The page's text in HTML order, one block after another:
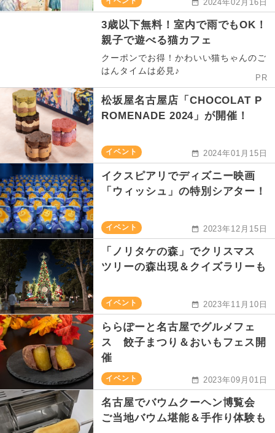
2024年02月16日
3歳以下無料！室内で雨でもOK！
親子で遊べる猫カフェ
クーポンでお得！かわいい猫ちゃんのご
はんタイムは必見♪
PR
松坂屋名古屋店「CHOCOLAT P
ROMENADE 2024」が開催！
イベント 2024年01月15日
イクスピアリでディズニー映画
「ウィッシュ」の特別シアター！
イベント 2023年12月15日
「ノリタケの森」でクリスマス
ツリーの森出現＆クイズラリーも
イベント 2023年11月10日
ららぽーと名古屋でグルメフェ
ス 餃子まつり＆おいもフェス開
催
イベント 2023年09月01日
名古屋でバウムクーヘン博覧会
ご当地バウム堪能＆手作り体験も